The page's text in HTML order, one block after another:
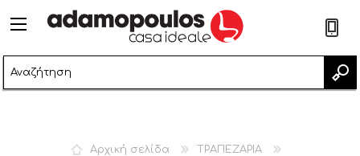
Αρχική σελίδα
ΤΡΑΠΕΖΑΡΙΑ